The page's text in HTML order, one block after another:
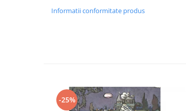
Informatii conformitate produs
-25%